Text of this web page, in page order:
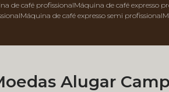
de café profissional
máquina de café expresso
máquina de café expresso semi profissional
Alugar